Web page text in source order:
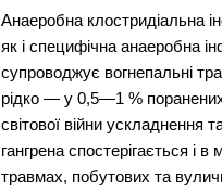
Анаеробна клостридіальна
як і специфічна анаеробна
супроводжує вогнепальні
рідко — у 0,5—1 %
світової війни ускладнення
гангрена спостерігається і
травмах, побутових та